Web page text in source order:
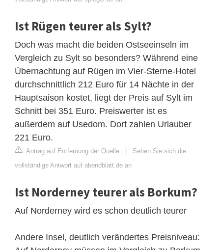
Ist Rügen teurer als Sylt?
Doch was macht die beiden Ostseeinseln im
Vergleich zu Sylt so besonders? Während eine
Übernachtung auf Rügen im Vier-Sterne-Hotel
durchschnittlich 212 Euro für 14 Nächte in der
Hauptsaison kostet, liegt der Preis auf Sylt im
Schnitt bei 351 Euro. Preiswerter ist es
außerdem auf Usedom. Dort zahlen Urlauber
221 Euro.
Antrag auf Entfernung der Quelle | Sehen Sie sich die
vollständige Antwort auf abendblatt.de an
Ist Norderney teurer als Borkum?
Auf Norderney wird es schon deutlich teurer
Andere Insel, deutlich verändertes Preisniveau: